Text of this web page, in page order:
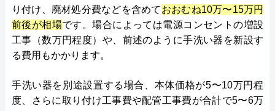
り付け、廃材処分費などを含めて おおむね10万〜15万円
前後が相場です。場合によっては電源コンセントの増設
工事（数万円程度）や、前述のように手洗い器を新設す
る費用もかかります。
手洗い器を別途設置する場合、本体価格が5〜10万円程
度、さらに取り付け工事費や配管工事費が合計で5〜6万